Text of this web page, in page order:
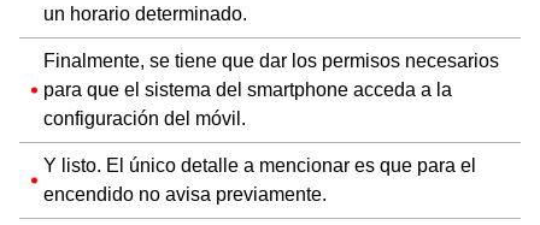
un horario determinado.
Finalmente, se tiene que dar los permisos necesarios
para que el sistema del smartphone acceda a la
configuración del móvil.
Y listo. El único detalle a mencionar es que para el
encendido no avisa previamente.